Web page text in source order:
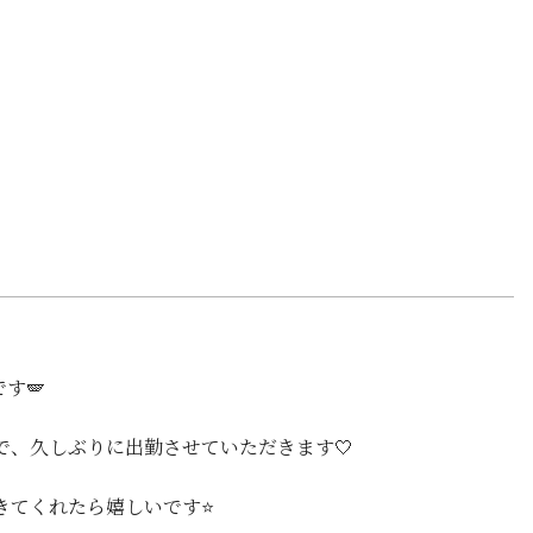
す🪽
、久しぶりに出勤させていただきます🤍
くれたら嬉しいです⭐️